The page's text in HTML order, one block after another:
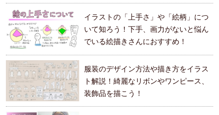
イラストの「上手さ」や「絵柄」につ
いて知ろう！下手、画力がないと悩ん
でいる絵描きさんにおすすめ！
服装のデザイン方法や描き方をイラス
ト解説！綺麗なリボンやワンピース、
装飾品を描こう！